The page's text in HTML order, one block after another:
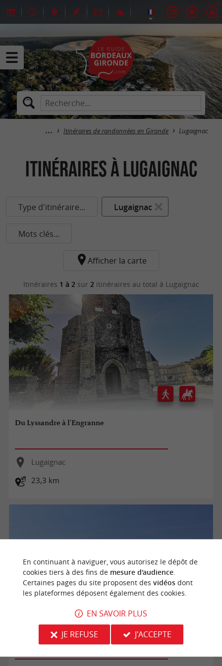
Itinéraires de randonnées en Gironde Lugaignac
itinéraires à Lugaignac
Type d'itinéraire... Lugaignac
Mots clés...
Afficher la carte
Itinéraires 1 à 2sur 2itinéraires au total à Lugaignac
Du Lyssandre à l'Engranne
Lugaignac
23,3 km
Variante du Lyssandre à l'Engranne
En continuant à naviguer, vous autorisez le dépôt de
cookies tiers à des fins de mesure d'audience.
Certaines pages du site proposent des vidéosdont
les plateformes déposent également des cookies.
EN SAVOIR PLUS
JE REFUSE
J'ACCEPTE